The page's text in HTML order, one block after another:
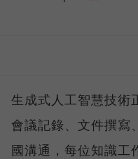
生成式人工智慧技術
會議記錄、文件撰寫
國溝通，每位知識工